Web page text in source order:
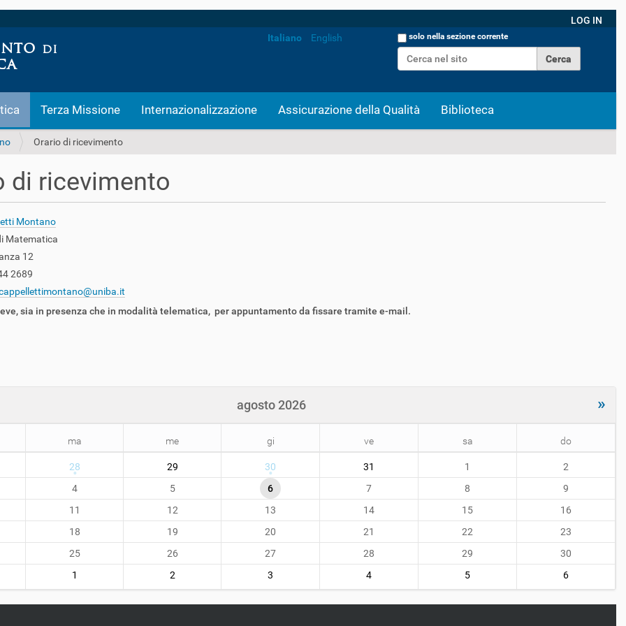
LOG IN
Cerca nel sito
solo nella sezione corrente
Italiano English
Terza Missione Internazionalizzazione Assicurazione della Qualità Biblioteca
Orario di ricevimento
di ricevimento
Montano
Matematica
12
2689
sia in presenza che in modalità telematica, per appuntamento da fissare tramite e-mail.
agosto 2026 »
ma me gi ve sa do
28 29 30 31 1
2
4 5 6 7 8
9
11 12 13 14 15
16
18 19 20 21 22
23
25 26 27 28 29
30
1 2 3 4 5 6